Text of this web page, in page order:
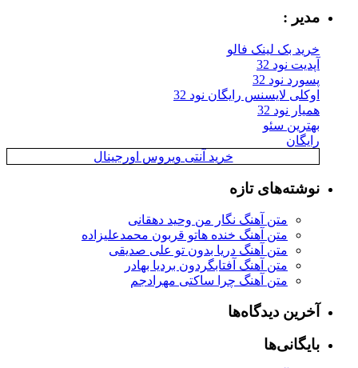
مدیر :
خرید بک لینک فالو
آپدیت نود 32
پسورد نود 32
اوکلی لایسنس رایگان نود 32
همیار نود 32
بهترین سئو
رایگان
خرید آنتی ویروس اورجینال
نوشته‌های تازه
متن آهنگ نگار من وحید دهقانی
متن آهنگ خنده هاتو قربون محمدعلیزاده
متن آهنگ دریا بدون تو علی صدیقی
متن آهنگ آفتابگردون بردیا بهادر
متن آهنگ چرا ساکتی مهرادجم
آخرین دیدگاه‌ها
بایگانی‌ها